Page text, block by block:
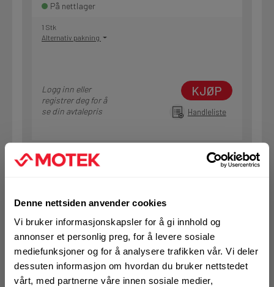
Denne nettsiden anvender cookies
Vi bruker informasjonskapsler for å gi innhold og
annonser et personlig preg, for å levere sosiale
mediefunksjoner og for å analysere trafikken vår. Vi deler
dessuten informasjon om hvordan du bruker nettstedet
vårt, med partnerne våre innen sosiale medier,
På nettlager
1 Stk
Alternativ pakning
Logg inn eller
registrer deg for å
se din avtalepris
KJØP
Handleliste
Art.nr. 177050015E01
På nettlager
1 Stk
Alternativ pakning